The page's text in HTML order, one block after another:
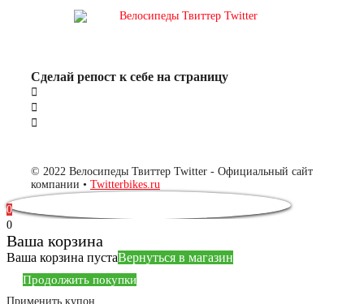
Сделай репост к себе на страницу
© 2022 Велосипеды Твиттер Twitter - Официальный сайт
компании • Twitterbikes.ru
0
0
Ваша корзина
Ваша корзина пустаВернуться в магазин
Продолжить покупки
Применить купон